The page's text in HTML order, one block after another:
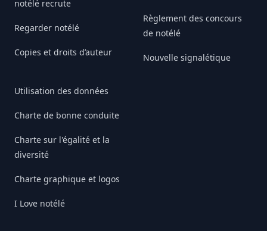
notélé recrute
Regarder notélé
Copies et droits d’auteur
Utilisation des données
Charte de bonne conduite
Charte sur l'égalité et la
diversité
Charte graphique et logos
I Love notélé
Règlement des concours
de notélé
Nouvelle signalétique